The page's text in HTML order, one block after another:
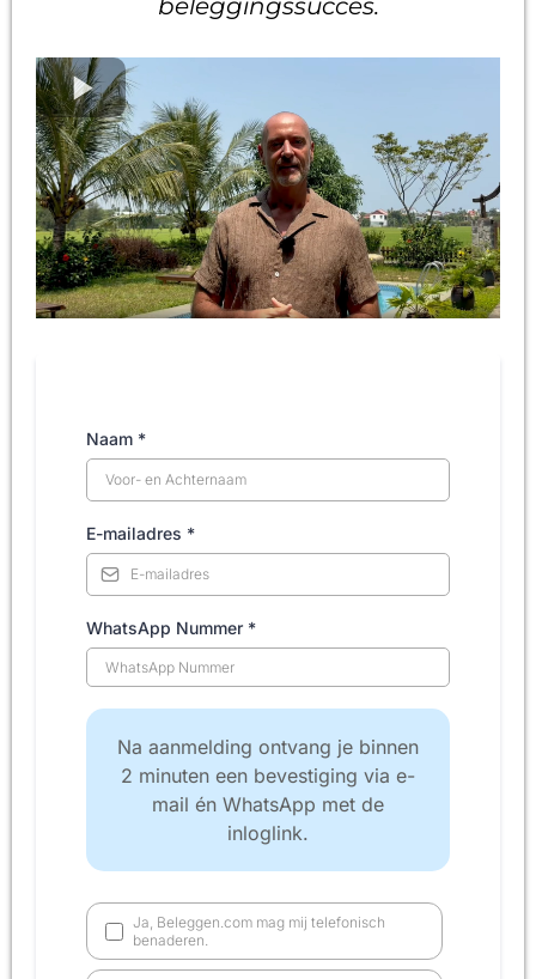
Naam *
E-mailadres *
WhatsApp Nummer *
Na aanmelding ontvang je binnen
2 minuten een bevestiging via e-
mail én WhatsApp met de
inloglink.
Ja, Beleggen.com mag mij telefonisch
benaderen.